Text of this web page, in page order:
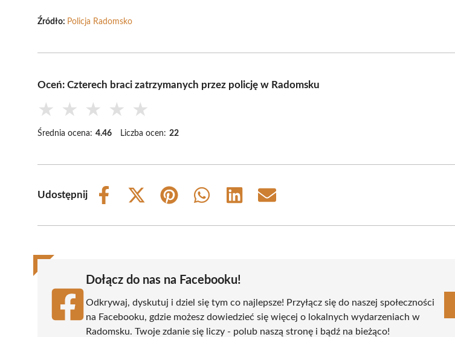
Źródło: Policja Radomsko
Oceń: Czterech braci zatrzymanych przez policję w Radomsku
★ ★ ★ ★ ★
Średnia ocena: 4.46 Liczba ocen: 22
Udostępnij
Share
Share
(Twitter)
Share
Share
Share
Share
Dołącz do nas na Facebooku!
Odkrywaj, dyskutuj i dziel się tym co najlepsze! Przyłącz się do naszej społeczności
na Facebooku, gdzie możesz dowiedzieć się więcej o lokalnych wydarzeniach w
Radomsku. Twoje zdanie się liczy - polub naszą stronę i bądź na bieżąco!